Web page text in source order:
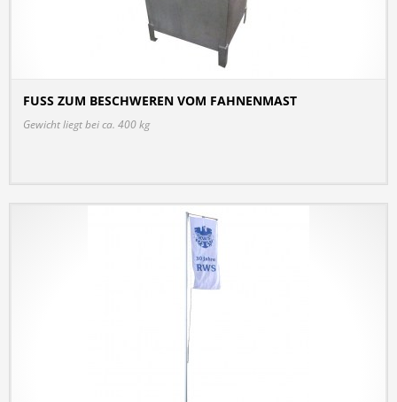
FUSS ZUM BESCHWEREN VOM FAHNENMAST
Gewicht liegt bei ca. 400 kg